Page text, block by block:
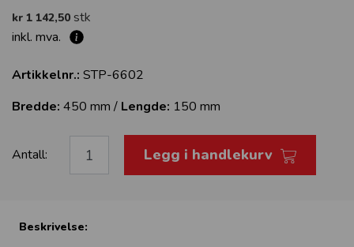
kr 1 142,50 stk
inkl. mva.
Artikkelnr.: STP-6602
Bredde: 450 mm / Lengde: 150 mm
Antall: Legg i handlekurv
Beskrivelse: